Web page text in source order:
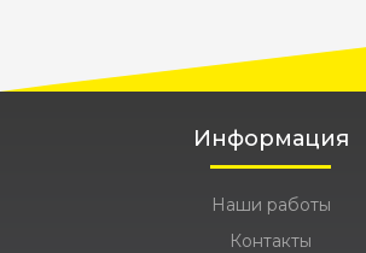
Информация
Наши работы
Контакты